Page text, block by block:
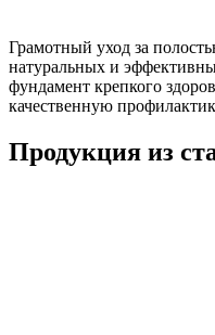
Грамотный уход за
натуральных и
фундамент крепкого
качественную
Продукция из